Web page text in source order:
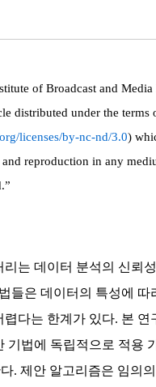
of Broadcast and
distributed under the
licenses/by-nc-nd/3.0)
reproduction in any
는 데이터 분석의 신뢰
들은 데이터의 특성에 따
다는 한계가 있다. 본
기법에 독립적으로 적용
. 제안 알고리즘은 임의